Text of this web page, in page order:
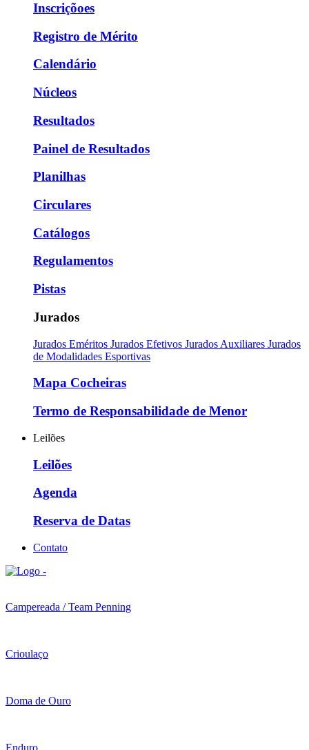
Inscriçõoes
Registro de Mérito
Calendário
Núcleos
Resultados
Painel de Resultados
Planilhas
Circulares
Catálogos
Regulamentos
Pistas
Jurados
Jurados Eméritos Jurados Efetivos Jurados Auxiliares Jurados
de Modalidades Esportivas
Mapa Cocheiras
Termo de Responsabilidade de Menor
Leilões
Leilões
Agenda
Reserva de Datas
Contato
Campereada / Team Penning
Crioulaço
Doma de Ouro
Enduro